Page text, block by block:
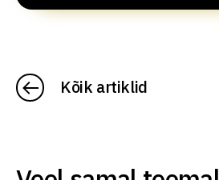
Kõik artiklid